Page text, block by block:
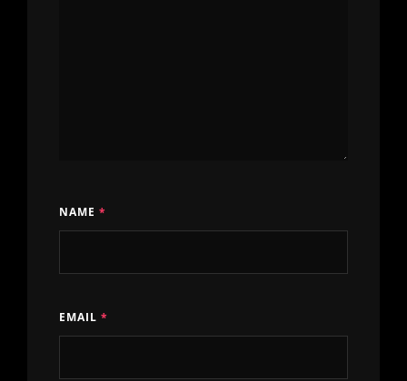
NAME *
EMAIL *